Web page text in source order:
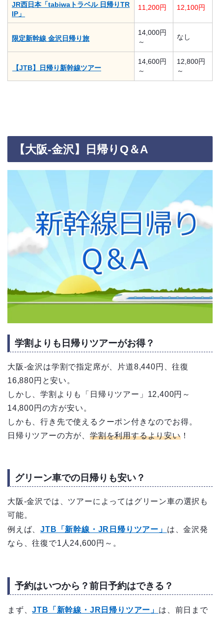
JR西日本「tabiwaトラベル 日帰りTR
IP」
11,200円 12,100円
限定新幹線 金沢日帰り旅
14,000円
～
なし
【JTB】日帰り新幹線ツアー
14,600円
～
12,800円
～
【大阪-金沢】日帰りQ＆A
学割よりも日帰りツアーがお得？
大阪-金沢は学割で指定席が、片道8,440円、往復
16,880円と安い。
しかし、学割よりも「日帰りツアー」12,400円～
14,800円の方が安い。
しかも、行き先で使えるクーポン付きなのでお得。
日帰りツアーの方が、 学割を利用するより安い！
グリーン車での日帰りも安い？
大阪-金沢では、ツアーによってはグリーン車の選択も
可能。
例えば、JTB「新幹線・JR日帰りツアー」 は、金沢発
なら、往復で1人24,600円～。
予約はいつから？前日予約はできる？
まず、JTB「新幹線・JR日帰りツアー」 は、前日まで